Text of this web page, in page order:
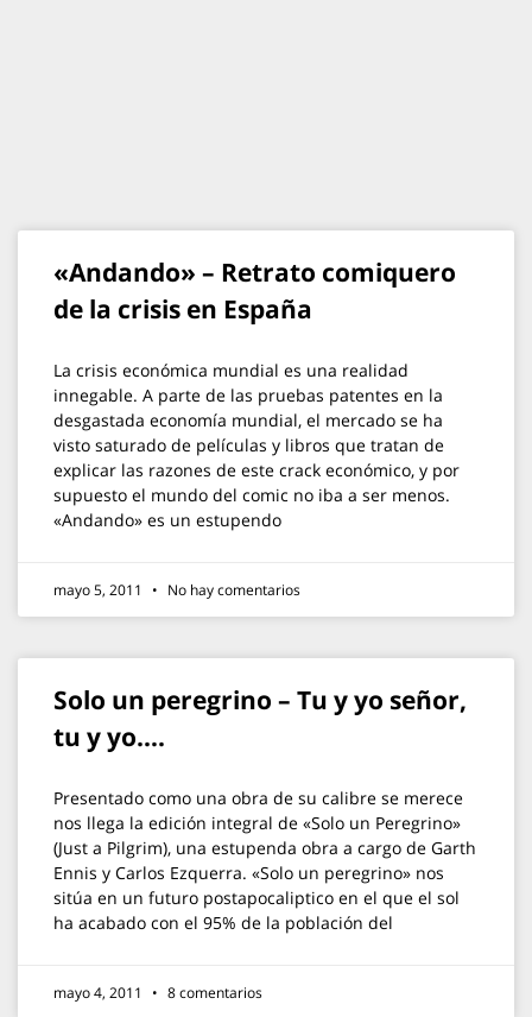
«Andando» – Retrato comiquero
de la crisis en España
La crisis económica mundial es una realidad
innegable. A parte de las pruebas patentes en la
desgastada economía mundial, el mercado se ha
visto saturado de películas y libros que tratan de
explicar las razones de este crack económico, y por
supuesto el mundo del comic no iba a ser menos.
«Andando» es un estupendo
mayo 5, 2011 No hay comentarios
Solo un peregrino – Tu y yo señor,
tu y yo….
Presentado como una obra de su calibre se merece
nos llega la edición integral de «Solo un Peregrino»
(Just a Pilgrim), una estupenda obra a cargo de Garth
Ennis y Carlos Ezquerra. «Solo un peregrino» nos
sitúa en un futuro postapocaliptico en el que el sol
ha acabado con el 95% de la población del
mayo 4, 2011 8 comentarios